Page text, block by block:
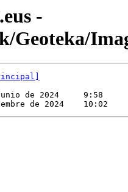
-
Geoteka/
de 2024     9:58
de 2024    10:02